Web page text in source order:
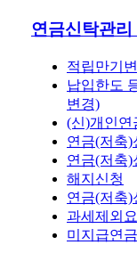
연금신탁관리
적립만기
납입한도
변경)
(신)개인연
연금(저축
연금(저축)
해지신청
연금(저축)
과세제외
미지급연